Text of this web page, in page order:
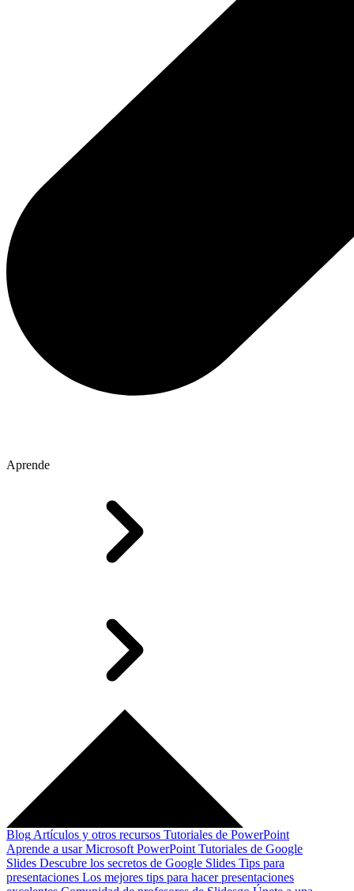
Aprende
Blog Artículos y otros recursos Tutoriales de PowerPoint
Aprende a usar Microsoft PowerPoint Tutoriales de Google
Slides Descubre los secretos de Google Slides Tips para
presentaciones Los mejores tips para hacer presentaciones